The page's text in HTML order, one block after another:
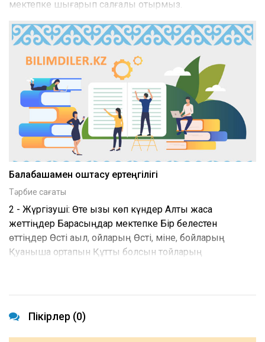
мектепке шығарып салғалы отырмыз.
Балабақшамен қоштасу ертеңгілігі
Тәрбие сағаты
2 - Жүргізуші: Өте қызық көп күндер Алты жасқа
жеттіңдер Барасыңдар мектепке Бір белестен
өттіңдер Өсті ақыл, ойларың Өсті, міне, бойларың
Қуанышқа ортақпын Құтты болсын тойларың
Пікірлер (0)